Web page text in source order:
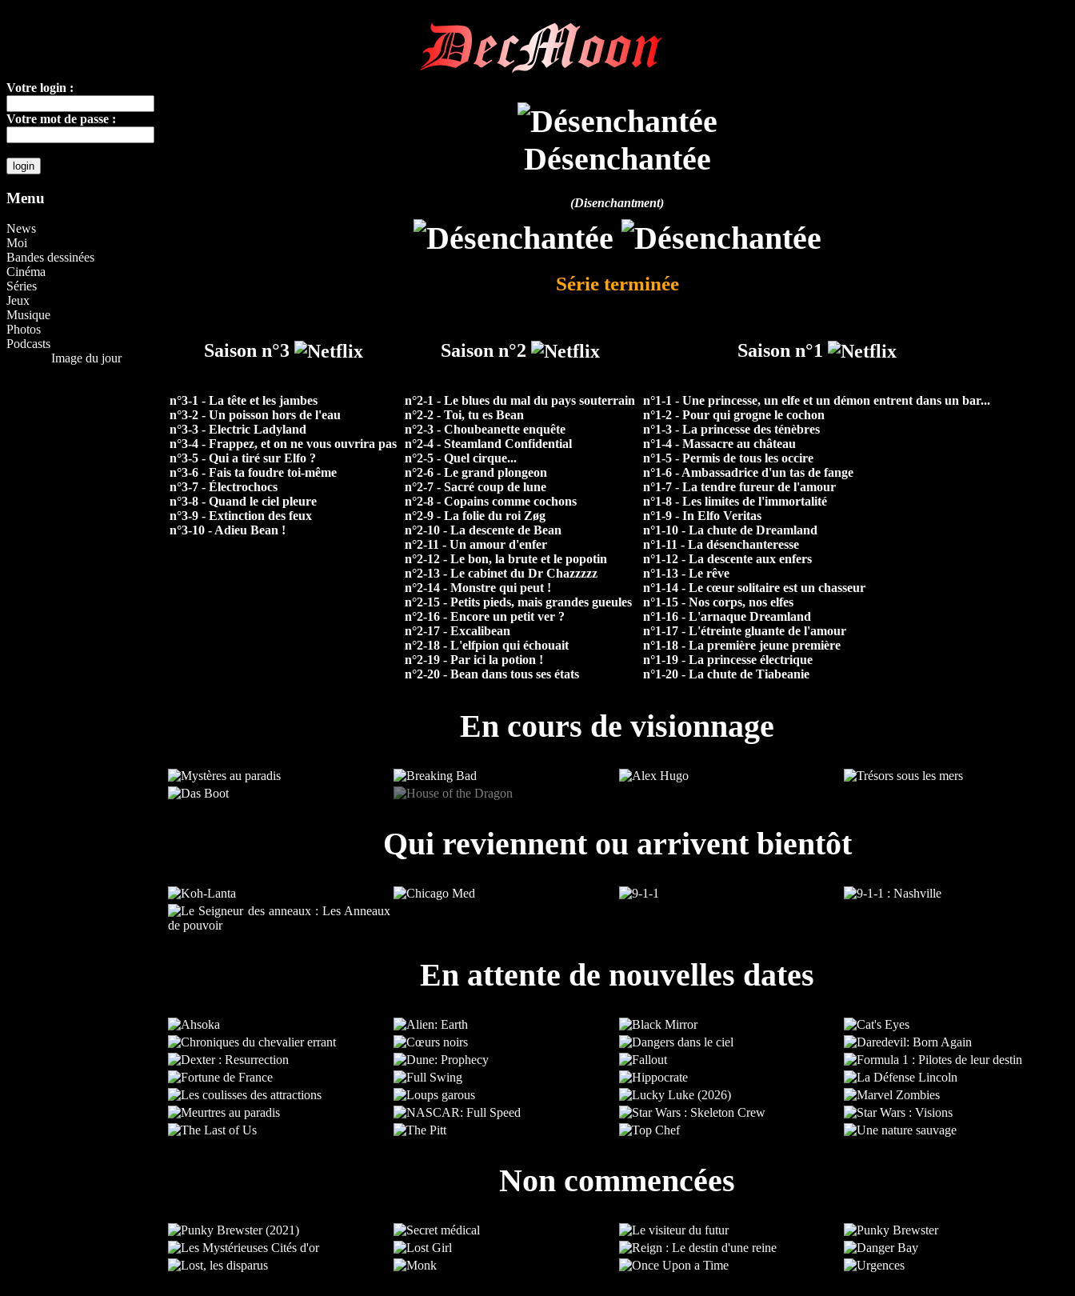
DecMoon
Votre login :
Votre mot de passe :
Menu
News
Moi
Bandes dessinées
Cinéma
Séries
Jeux
Musique
Photos
Podcasts
Image du jour
Désenchantée
(Disenchantment)
Série terminée
Saison n°3
n°3-1 - La tête et les jambes
n°3-2 - Un poisson hors de l'eau
n°3-3 - Electric Ladyland
n°3-4 - Frappez, et on ne vous ouvrira pas
n°3-5 - Qui a tiré sur Elfo ?
n°3-6 - Fais ta foudre toi-même
n°3-7 - Électrochocs
n°3-8 - Quand le ciel pleure
n°3-9 - Extinction des feux
n°3-10 - Adieu Bean !
Saison n°2
n°2-1 - Le blues du mal du pays souterrain
n°2-2 - Toi, tu es Bean
n°2-3 - Choubeanette enquête
n°2-4 - Steamland Confidential
n°2-5 - Quel cirque...
n°2-6 - Le grand plongeon
n°2-7 - Sacré coup de lune
n°2-8 - Copains comme cochons
n°2-9 - La folie du roi Zøg
n°2-10 - La descente de Bean
n°2-11 - Un amour d'enfer
n°2-12 - Le bon, la brute et le popotin
n°2-13 - Le cabinet du Dr Chazzzzz
n°2-14 - Monstre qui peut !
n°2-15 - Petits pieds, mais grandes gueules
n°2-16 - Encore un petit ver ?
n°2-17 - Excalibean
n°2-18 - L'elfpion qui échouait
n°2-19 - Par ici la potion !
n°2-20 - Bean dans tous ses états
Saison n°1
n°1-1 - Une princesse, un elfe et un démon entrent dans un bar...
n°1-2 - Pour qui grogne le cochon
n°1-3 - La princesse des ténèbres
n°1-4 - Massacre au château
n°1-5 - Permis de tous les occire
n°1-6 - Ambassadrice d'un tas de fange
n°1-7 - La tendre fureur de l'amour
n°1-8 - Les limites de l'immortalité
n°1-9 - In Elfo Veritas
n°1-10 - La chute de Dreamland
n°1-11 - La désenchanteresse
n°1-12 - La descente aux enfers
n°1-13 - Le rêve
n°1-14 - Le cœur solitaire est un chasseur
n°1-15 - Nos corps, nos elfes
n°1-16 - L'arnaque Dreamland
n°1-17 - L'étreinte gluante de l'amour
n°1-18 - La première jeune première
n°1-19 - La princesse électrique
n°1-20 - La chute de Tiabeanie
En cours de visionnage
Qui reviennent ou arrivent bientôt
En attente de nouvelles dates
Non commencées